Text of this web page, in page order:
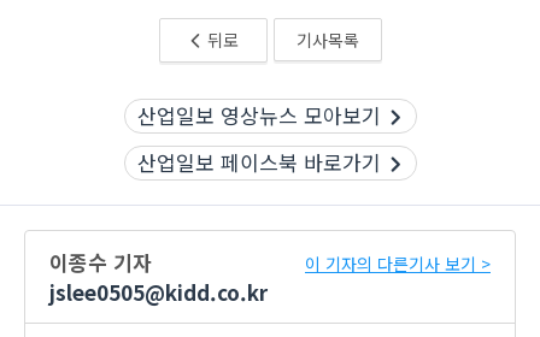
뒤로 기사목록
산업일보 영상뉴스 모아보기
산업일보 페이스북 바로가기
이종수 기자
jslee0505@kidd.co.kr
이 기자의 다른기사 보기 >